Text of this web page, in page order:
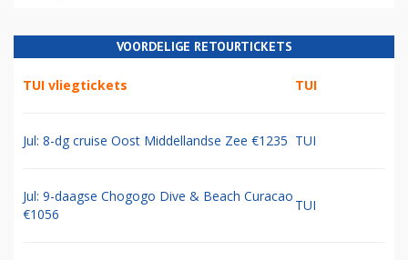
VOORDELIGE RETOURTICKETS
TUI vliegtickets TUI
Jul: 8-dg cruise Oost Middellandse Zee €1235 TUI
Jul: 9-daagse Chogogo Dive & Beach Curacao
€1056
TUI